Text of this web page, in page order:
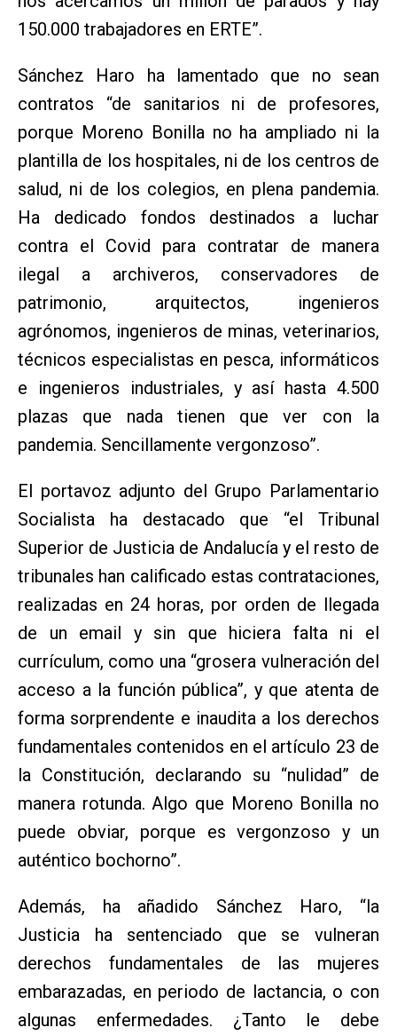
150.000 trabajadores en ERTE”.
Sánchez Haro ha lamentado que no sean
contratos “de sanitarios ni de profesores,
porque Moreno Bonilla no ha ampliado ni la
plantilla de los hospitales, ni de los centros de
salud, ni de los colegios, en plena pandemia.
Ha dedicado fondos destinados a luchar
contra el Covid para contratar de manera
ilegal a archiveros, conservadores de
patrimonio, arquitectos, ingenieros
agrónomos, ingenieros de minas, veterinarios,
técnicos especialistas en pesca, informáticos
e ingenieros industriales, y así hasta 4.500
plazas que nada tienen que ver con la
pandemia. Sencillamente vergonzoso”.
El portavoz adjunto del Grupo Parlamentario
Socialista ha destacado que “el Tribunal
Superior de Justicia de Andalucía y el resto de
tribunales han calificado estas contrataciones,
realizadas en 24 horas, por orden de llegada
de un email y sin que hiciera falta ni el
currículum, como una “grosera vulneración del
acceso a la función pública”, y que atenta de
forma sorprendente e inaudita a los derechos
fundamentales contenidos en el artículo 23 de
la Constitución, declarando su “nulidad” de
manera rotunda. Algo que Moreno Bonilla no
puede obviar, porque es vergonzoso y un
auténtico bochorno”.
Además, ha añadido Sánchez Haro, “la
Justicia ha sentenciado que se vulneran
derechos fundamentales de las mujeres
embarazadas, en periodo de lactancia, o con
algunas enfermedades. ¿Tanto le debe